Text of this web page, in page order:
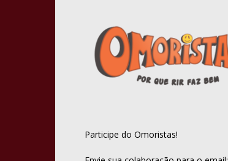
Participe do Omoristas!